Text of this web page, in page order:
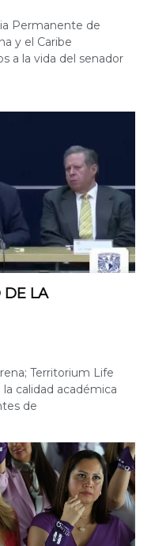
Permanente de
y el Caribe
a la vida del senador
DE LA
Territorium Life
calidad académica
de